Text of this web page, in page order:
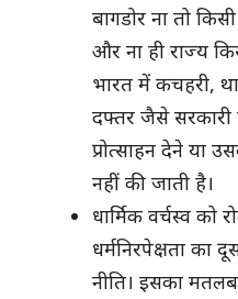
बागडोर ना तो
और ना ही राज्य
भारत में कचहरी,
दफ्तर जैसे सरकारी
प्रोत्साहन देने या
नहीं की जाती है।
धार्मिक वर्चस्व को
धर्मनिरपेक्षता का
नीति। इसका